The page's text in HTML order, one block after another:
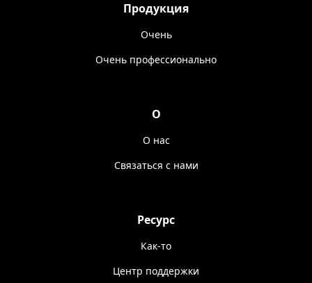
Продукция
Очень
Очень профессионально
О
О нас
Связаться с нами
Ресурс
Как-то
Центр поддержки